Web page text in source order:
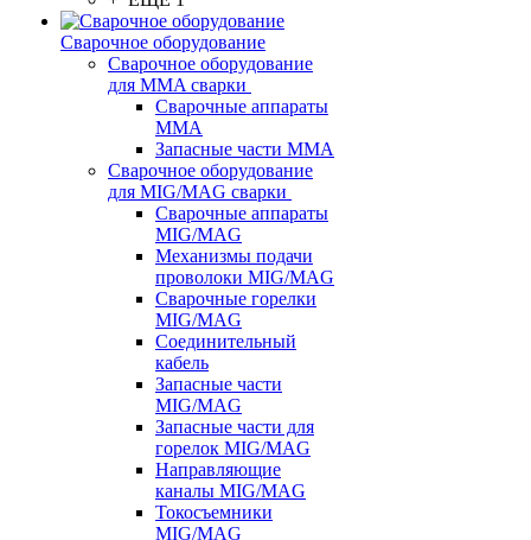
Сварочное оборудование
Сварочное оборудование
для MMA сварки
Сварочные аппараты
MMA
Запасные части MMA
Сварочное оборудование
для MIG/MAG сварки
Сварочные аппараты
MIG/MAG
Механизмы подачи
проволоки MIG/MAG
Сварочные горелки
MIG/MAG
Соединительный
кабель
Запасные части
MIG/MAG
Запасные части для
горелок MIG/MAG
Направляющие
каналы MIG/MAG
Токосъемники
MIG/MAG